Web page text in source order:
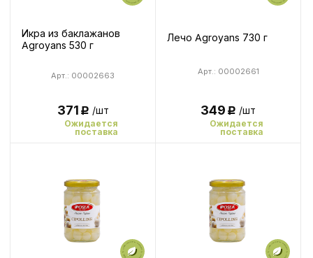
Икра из баклажанов
Agroyans 530 г
Арт.: 00002663
371Р /шт
Ожидается
поставка
Лечо Agroyans 730 г
Арт.: 00002661
349Р /шт
Ожидается
поставка